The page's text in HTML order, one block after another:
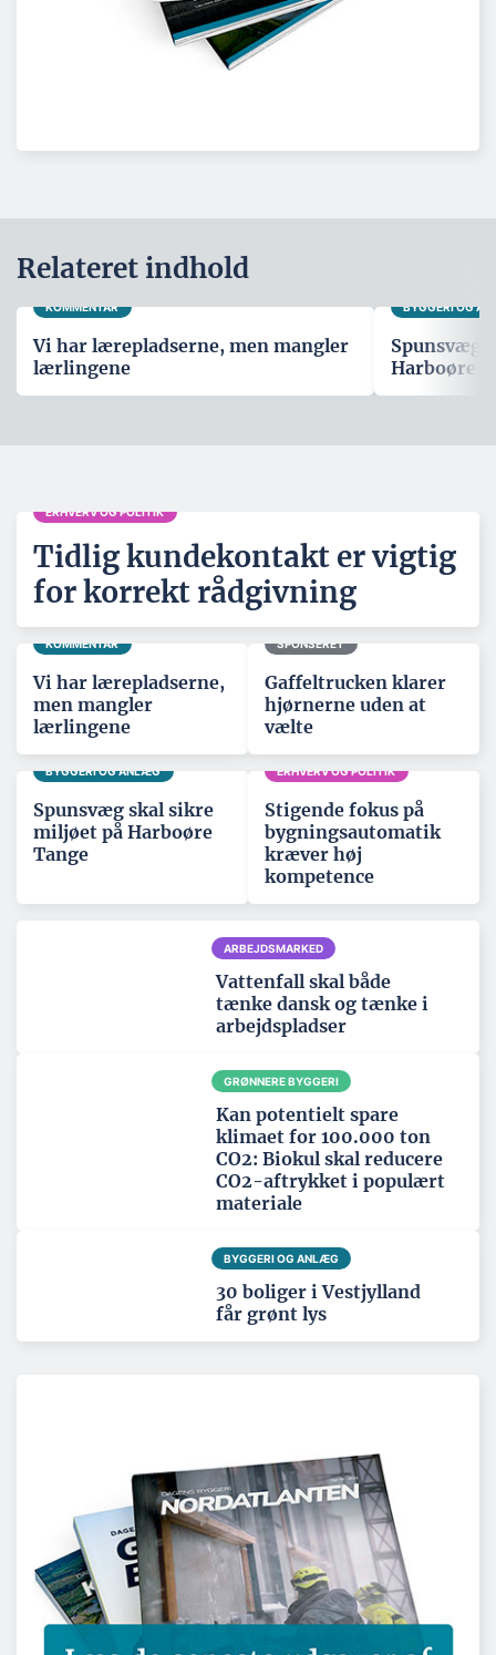
Relateret indhold
KOMMENTAR
Vi har lærepladserne, men mangler
lærlingene
BYGGERI OG
Spunsvæg
Harboøre
ERHVERV OG POLITIK
Tidlig kundekontakt er vigtig
for korrekt rådgivning
KOMMENTAR
Vi har lærepladserne,
men mangler
lærlingene
SPONSERET
Gaffeltrucken klarer
hjørnerne uden at
vælte
BYGGERI OG ANLÆG
Spunsvæg skal sikre
miljøet på Harboøre
Tange
ERHVERV OG POLITIK
Stigende fokus på
bygningsautomatik
kræver høj
kompetence
ARBEJDSMARKED
Vattenfall skal både
tænke dansk og tænke i
arbejdspladser
GRØNNERE BYGGERI
Kan potentielt spare
klimaet for 100.000 ton
CO2: Biokul skal reducere
CO2-aftrykket i populært
materiale
BYGGERI OG ANLÆG
30 boliger i Vestjylland
får grønt lys